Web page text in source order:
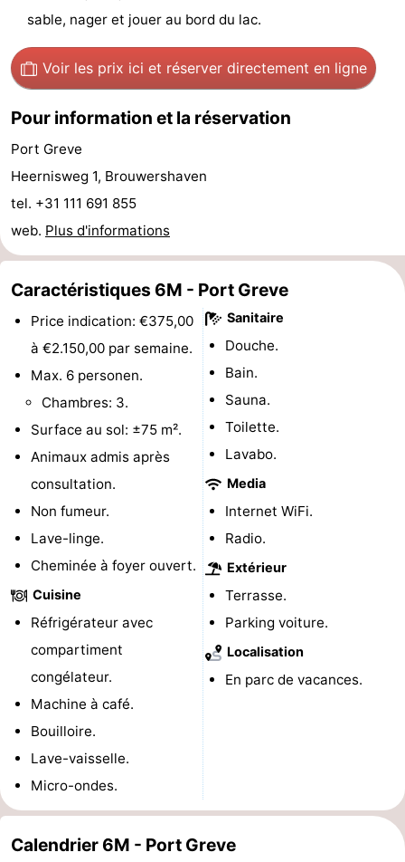
Hof
van
Haamstede
Last
minutes
Plages
Voir
et
faire
Lieux
d'intérêt
-
Musées
-
Monuments
-
Moulins
Terrains
de
jeux
-
Aires
jeux
intérieures
-
Bowling
Parcours
de
mini-
golf
Centres
de
bien-
être
Villages
villes
Nature
Visites
guidées
Sports
sable, nager et jouer au bord du lac.
Voir les prix ici et réserver directement en ligne
Pour information et la réservation
Port Greve
Heernisweg 1, Brouwershaven
tel. +31 111 691 855
web. Plus d'informations
Caractéristiques 6M - Port Greve
Price indication: €375,00
à €2.150,00 par semaine.
Max. 6 personen.
Chambres: 3.
Surface au sol: ±75 m².
Animaux admis après
consultation.
Non fumeur.
Lave-linge.
Cheminée à foyer ouvert.
Cuisine
Réfrigérateur avec
compartiment
congélateur.
Machine à café.
Bouilloire.
Lave-vaisselle.
Micro-ondes.
Sanitaire
Douche.
Bain.
Sauna.
Toilette.
Lavabo.
Media
Internet WiFi.
Radio.
Extérieur
Terrasse.
Parking voiture.
Localisation
En parc de vacances.
Calendrier 6M - Port Greve